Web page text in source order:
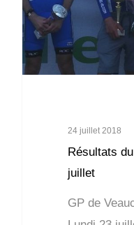
24 juillet 2018
Résultats
juillet
GP de